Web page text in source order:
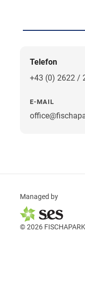
Telefon
+43 (0) 2622 /
E-MAIL
Managed by
© 2026